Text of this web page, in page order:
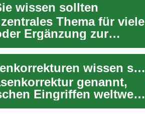
wissen sollten
Thema für viele
Ergänzung zur
Rhinoplastik: Was Sie über Nasenkorrekturen wissen sollten
genannt,
Eingriffen weltweit.